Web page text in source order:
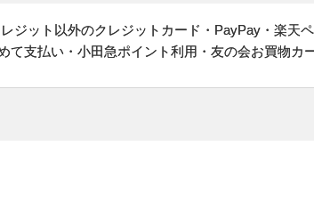
ジット以外のクレジットカード・PayPay・楽天
て支払い・小田急ポイント利用・友の会お買物カ